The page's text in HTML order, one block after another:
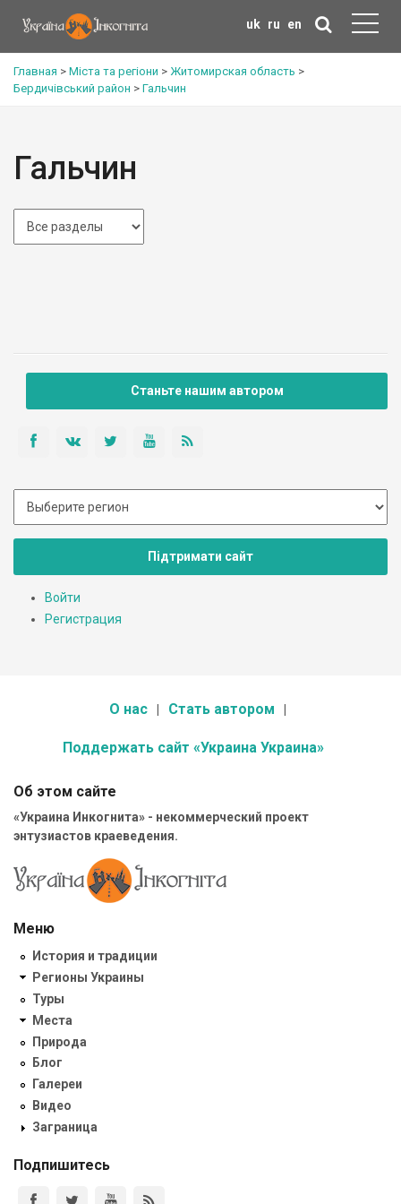
uk ru en
Главная > Міста та регіони > Житомирская область >
Бердичівський район > Гальчин
Гальчин
Станьте нашим автором
Підтримати сайт
Войти
Регистрация
О нас Стать автором
Поддержать сайт «Украина Украина»
Об этом сайте
«Украина Инкогнита» - некоммерческий проект
энтузиастов краеведения.
Меню
История и традиции
Регионы Украины
Туры
Места
Природа
Блог
Галереи
Видео
Заграница
Подпишитесь